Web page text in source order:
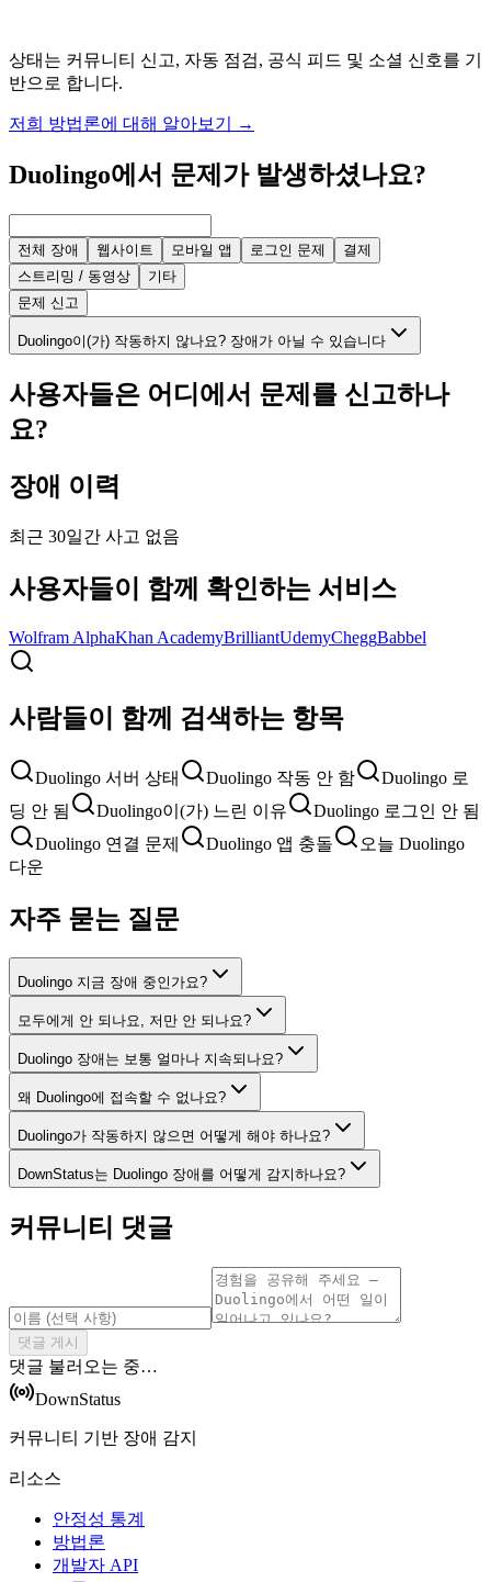
상태는 커뮤니티 신고, 자동 점검, 공식 피드 및 소셜 신호를 기
반으로 합니다.
저희 방법론에 대해 알아보기 →
Duolingo에서 문제가 발생하셨나요?
전체 장애 웹사이트 모바일 앱 로그인 문제
결제
스트리밍 / 동영상
기타
문제 신고
Duolingo이(가) 작동하지 않나요? 장애가 아닐 수 있습니다
사용자들은 어디에서 문제를 신고하나
요?
장애 이력
최근 30일간 사고 없음
사용자들이 함께 확인하는 서비스
Wolfram AlphaKhan AcademyBrilliantUdemyCheggBabbel
사람들이 함께 검색하는 항목
Duolingo 서버 상태 Duolingo 작동 안 함
Duolingo 로
딩 안 됨
Duolingo이(가) 느린 이유
Duolingo 로그인 안 됨
Duolingo 연결 문제
Duolingo 앱 충돌
오늘 Duolingo
다운
자주 묻는 질문
Duolingo 지금 장애 중인가요?
모두에게 안 되나요, 저만 안 되나요?
Duolingo 장애는 보통 얼마나 지속되나요?
왜 Duolingo에 접속할 수 없나요?
Duolingo가 작동하지 않으면 어떻게 해야 하나요?
DownStatus는 Duolingo 장애를 어떻게 감지하나요?
커뮤니티 댓글
댓글 게시
댓글 불러오는 중…
DownStatus
커뮤니티 기반 장애 감지
리소스
안정성 통계
방법론
개발자 API